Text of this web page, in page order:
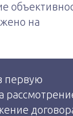
на
первую